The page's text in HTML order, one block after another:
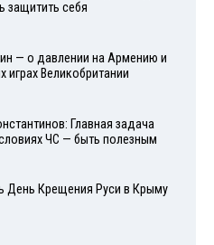
защитить себя
— о давлении на Армению и
играх Великобритании
Главная задача
ЧС — быть полезным
День Крещения Руси в Крыму